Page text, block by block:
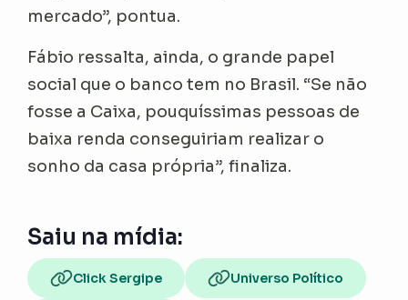
mercado”, pontua.
Fábio ressalta, ainda, o grande papel
social que o banco tem no Brasil. “Se não
fosse a Caixa, pouquíssimas pessoas de
baixa renda conseguiriam realizar o
sonho da casa própria”, finaliza.
Saiu na mídia:
Click Sergipe Universo Político